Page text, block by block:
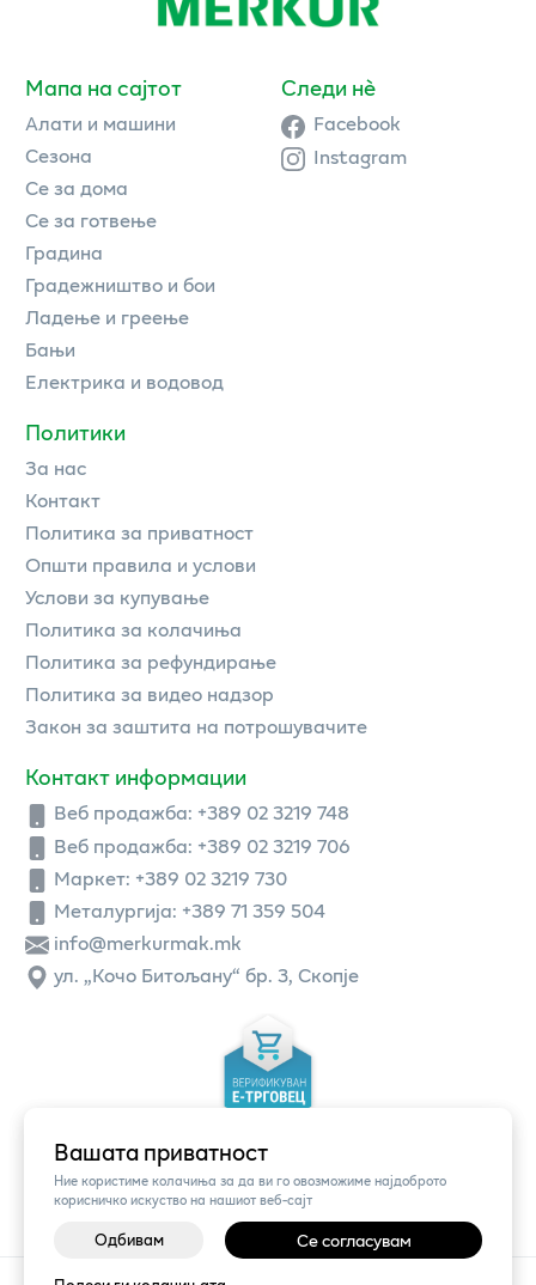
Вашата приватност
Ние користиме колачиња за да ви го овозможиме најдоброто
корисничко искуство на нашиот веб-сајт
Одбивам Се согласувам
Мапа на сајтот
Алати и машини
Сезона
Се за дома
Се за готвење
Градина
Градежништво и бои
Ладење и греење
Бањи
Електрика и водовод
Политики
За нас
Контакт
Политика за приватност
Општи правила и услови
Услови за купување
Политика за колачиња
Политика за рефундирање
Политика за видео надзор
Закон за заштита на потрошувачите
Контакт информации
Веб продажба: +389 02 3219 748
Веб продажба: +389 02 3219 706
Маркет: +389 02 3219 730
Металургија: +389 71 359 504
info@merkurmak.mk
ул. „Кочо Битољану“ бр. 3, Скопје
Следи нè
Facebook
Instagram